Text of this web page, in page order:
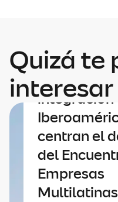
Quizá te
interesar
Economía
Economía e
integración
centran el
del
Empresas
Multilatinas